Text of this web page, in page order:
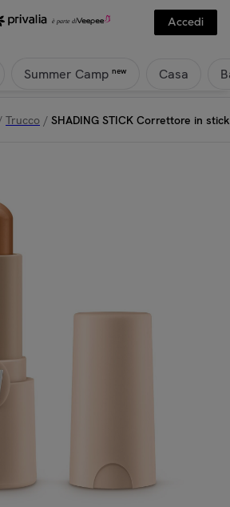
Accedi
Summer Camp new Casa
Trucco / SHADING STICK Correttore in